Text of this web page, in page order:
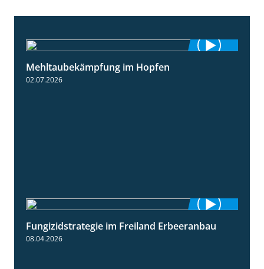
Mehltaubekämpfung im Hopfen
02.07.2026
2:49
Fungizidstrategie im Freiland Erbeeranbau
08.04.2026